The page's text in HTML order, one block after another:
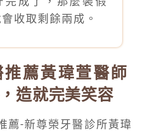
收取剩餘兩成。
推薦黃瑋萱醫師
造就完美笑容
薦-新尊榮牙醫診所黃瑋